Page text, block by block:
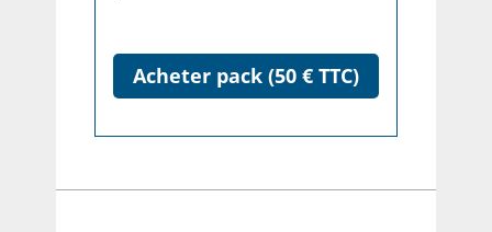
Acheter pack (50 € TTC)